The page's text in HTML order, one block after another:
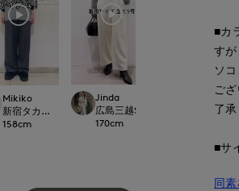
Mikiko
新宿タカシマヤSUPERIOR CLOSET
158cm
Jinda
広島三越SUPERIORCLOSET
170cm
那覇メイ
■カ
す
ソ
ご
了承
■サ
同